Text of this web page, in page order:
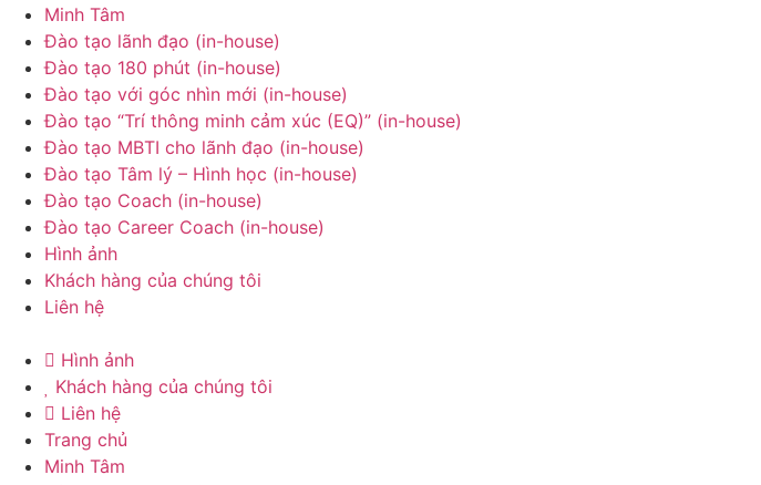
Minh Tâm
Đào tạo lãnh đạo (in-house)
Đào tạo 180 phút (in-house)
Đào tạo với góc nhìn mới (in-house)
Đào tạo “Trí thông minh cảm xúc (EQ)” (in-house)
Đào tạo MBTI cho lãnh đạo (in-house)
Đào tạo Tâm lý – Hình học (in-house)
Đào tạo Coach (in-house)
Đào tạo Career Coach (in-house)
Hình ảnh
Khách hàng của chúng tôi
Liên hệ
Hình ảnh
Khách hàng của chúng tôi
Liên hệ
Trang chủ
Minh Tâm